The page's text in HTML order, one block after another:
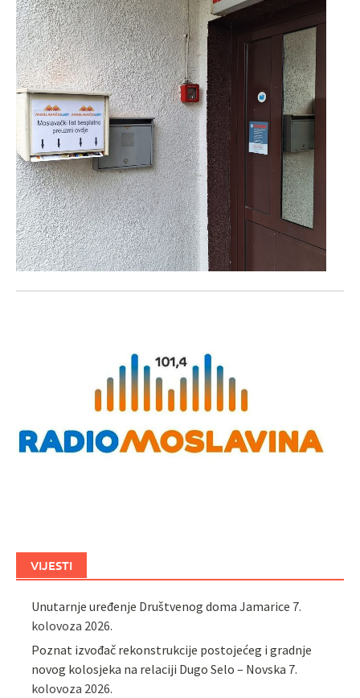
VIJESTI
Unutarnje uređenje Društvenog doma Jamarice 7.
kolovoza 2026.
Poznat izvođač rekonstrukcije postojećeg i gradnje
novog kolosjeka na relaciji Dugo Selo – Novska 7.
kolovoza 2026.